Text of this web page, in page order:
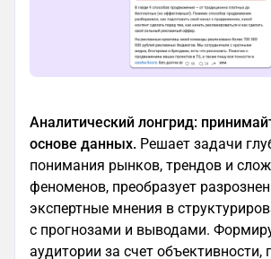
Аналитический лонгрид:
основе данных. Решает задачи
понимания рынков, трендов и
феноменов, преобразует
экспертные мнения в
с прогнозами и выводами.
аудитории за счет объективности,